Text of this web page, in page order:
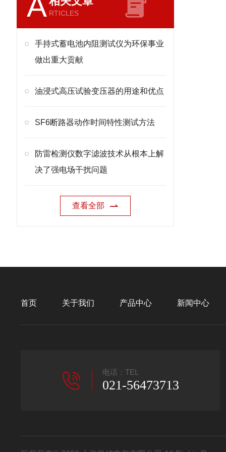
RTICLES
手持式蓄电池内阻测试仪为环保事业
做出重大贡献
油浸式高压试验变压器的用途和优点
SF6断路器动作时间特性测试方法
防雷检测仪数字滤波技术从根本上解
决了强电场干扰问题
查看全部
首页 关于我们 产品中心 新闻中心
电话：TEL
021-56473713